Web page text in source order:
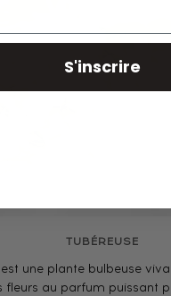
TUBÉREUSE
une plante bulbeuse
fleurs au parfum puissant
S'inscrire